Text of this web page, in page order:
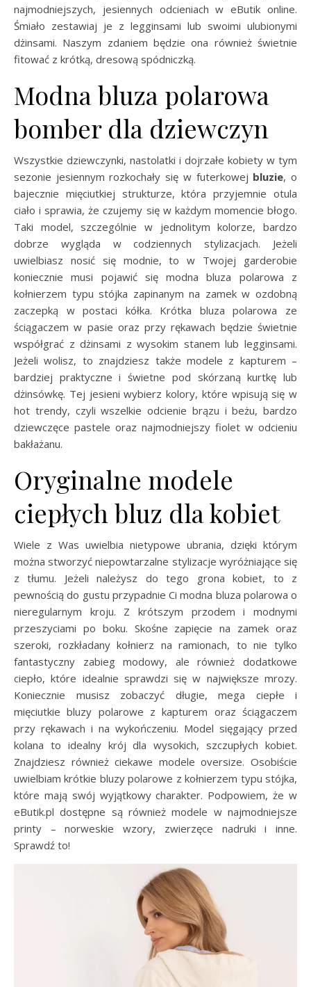
najmodniejszych, jesiennych odcieniach w eButik online.
Śmiało zestawiaj je z legginsami lub swoimi ulubionymi
dżinsami. Naszym zdaniem będzie ona również świetnie
fitować z krótką, dresową spódniczką.
Modna bluza polarowa
bomber dla dziewczyn
Wszystkie dziewczynki, nastolatki i dojrzałe kobiety w tym
sezonie jesiennym rozkochały się w futerkowej bluzie, o
bajecznie mięciutkiej strukturze, która przyjemnie otula
ciało i sprawia, że czujemy się w każdym momencie błogo.
Taki model, szczególnie w jednolitym kolorze, bardzo
dobrze wygląda w codziennych stylizacjach. Jeżeli
uwielbiasz nosić się modnie, to w Twojej garderobie
koniecznie musi pojawić się modna bluza polarowa z
kołnierzem typu stójka zapinanym na zamek w ozdobną
zaczepką w postaci kółka. Krótka bluza polarowa ze
ściągaczem w pasie oraz przy rękawach będzie świetnie
współgrać z dżinsami z wysokim stanem lub legginsami.
Jeżeli wolisz, to znajdziesz także modele z kapturem –
bardziej praktyczne i świetne pod skórzaną kurtkę lub
dżinsówkę. Tej jesieni wybierz kolory, które wpisują się w
hot trendy, czyli wszelkie odcienie brązu i beżu, bardzo
dziewczęce pastele oraz najmodniejszy fiolet w odcieniu
bakłażanu.
Oryginalne modele
ciepłych bluz dla kobiet
Wiele z Was uwielbia nietypowe ubrania, dzięki którym
można stworzyć niepowtarzalne stylizacje wyróżniające się
z tłumu. Jeżeli należysz do tego grona kobiet, to z
pewnością do gustu przypadnie Ci modna bluza polarowa o
nieregularnym kroju. Z krótszym przodem i modnymi
przeszyciami po boku. Skośne zapięcie na zamek oraz
szeroki, rozkładany kołnierz na ramionach, to nie tylko
fantastyczny zabieg modowy, ale również dodatkowe
ciepło, które idealnie sprawdzi się w największe mrozy.
Koniecznie musisz zobaczyć długie, mega ciepłe i
mięciutkie bluzy polarowe z kapturem oraz ściągaczem
przy rękawach i na wykończeniu. Model sięgający przed
kolana to idealny krój dla wysokich, szczupłych kobiet.
Znajdziesz również ciekawe modele oversize. Osobiście
uwielbiam krótkie bluzy polarowe z kołnierzem typu stójka,
które mają swój wyjątkowy charakter. Podpowiem, że w
eButik.pl dostępne są również modele w najmodniejsze
printy – norweskie wzory, zwierzęce nadruki i inne.
Sprawdź to!